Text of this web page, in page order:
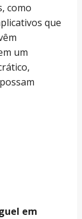
como
que
um
em